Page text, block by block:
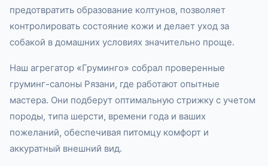
предотвратить образование колтунов, позволяет
контролировать состояние кожи и делает уход за
собакой в домашних условиях значительно проще.
Наш агрегатор «Груминго» собрал проверенные
груминг-салоны Рязани, где работают опытные
мастера. Они подберут оптимальную стрижку с учетом
породы, типа шерсти, времени года и ваших
пожеланий, обеспечивая питомцу комфорт и
аккуратный внешний вид.